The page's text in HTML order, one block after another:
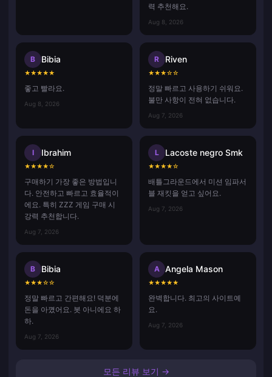
력 추천해요.
Aug 8, 2026
B Bibia
★★★★★
좋고 빨라요.
Aug 8, 2026
R Riven
★★★☆☆
정말 빠르고 사용하기 쉬워요.
불만 사항이 전혀 없습니다.
Aug 7, 2026
I Ibrahim
★★★★☆
구매하기 가장 좋은 방법입니
다. 안전하고 빠르고 효율적이
에요. 특히 ZZZ 게임 구매 시
강력 추천합니다.
Aug 7, 2026
L Lacoste negro Smk
★★★★☆
배틀그라운드에서 미션 임파서
블 재킷을 얻고 싶어요.
Aug 7, 2026
B Bibia
★★★☆☆
정말 빠르고 간편해요! 덕분에
돈을 아꼈어요. 봇 아니에요 하
하.
Aug 7, 2026
A Angela Mason
★★★★★
완벽합니다. 최고의 사이트예
요.
Aug 7, 2026
모든 리뷰 보기 →